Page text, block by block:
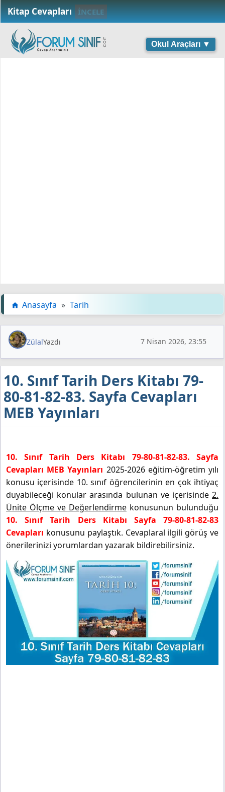
Kitap Cevapları İNCELE
Okul Araçları ▼
Anasayfa » Tarih
ZülalYazdı 7 Nisan 2026, 23:55
10. Sınıf Tarih Ders Kitabı 79-
80-81-82-83. Sayfa Cevapları
MEB Yayınları
10. Sınıf Tarih Ders Kitabı 79-80-81-82-83. Sayfa
Cevapları MEB Yayınları 2025-2026 eğitim-öğretim yılı
konusu içerisinde 10. sınıf öğrencilerinin en çok ihtiyaç
duyabileceği konular arasında bulunan ve içerisinde 2.
Ünite Ölçme ve Değerlendirme konusunun bulunduğu
10. Sınıf Tarih Ders Kitabı Sayfa 79-80-81-82-83
Cevapları konusunu paylaştık. Cevaplaral ilgili görüş ve
önerilerinizi yorumlardan yazarak bildirebilirsiniz.